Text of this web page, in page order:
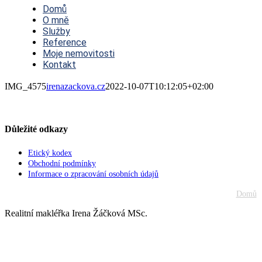
NavigationDomů
O mně
Služby
Reference
Moje nemovitosti
Kontakt
IMG_4575irenazackova.cz2022-10-07T10:12:05+02:00
Důležité odkazy
Etický kodex
Obchodní podmínky
Informace o zpracování osobních údajů
Domů
Realitní makléřka Irena Žáčková MSc.